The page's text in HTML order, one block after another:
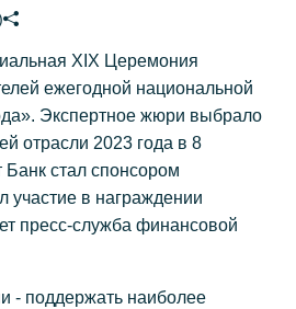
XIX Церемония
ежегодной национальной
Экспертное жюри выбрало
отрасли 2023 года в 8
стал спонсором
участие в награждении
пресс-служба финансовой
- поддержать наиболее